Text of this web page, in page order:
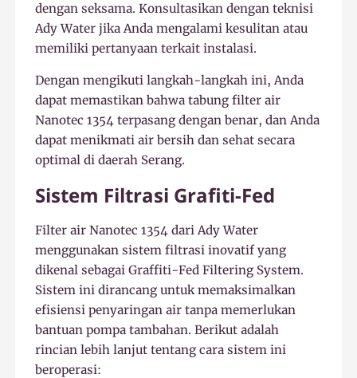
dengan seksama. Konsultasikan dengan teknisi
Ady Water jika Anda mengalami kesulitan atau
memiliki pertanyaan terkait instalasi.
Dengan mengikuti langkah-langkah ini, Anda
dapat memastikan bahwa tabung filter air
Nanotec 1354 terpasang dengan benar, dan Anda
dapat menikmati air bersih dan sehat secara
optimal di daerah Serang.
Sistem Filtrasi Grafiti-Fed
Filter air Nanotec 1354 dari Ady Water
menggunakan sistem filtrasi inovatif yang
dikenal sebagai Graffiti-Fed Filtering System.
Sistem ini dirancang untuk memaksimalkan
efisiensi penyaringan air tanpa memerlukan
bantuan pompa tambahan. Berikut adalah
rincian lebih lanjut tentang cara sistem ini
beroperasi: